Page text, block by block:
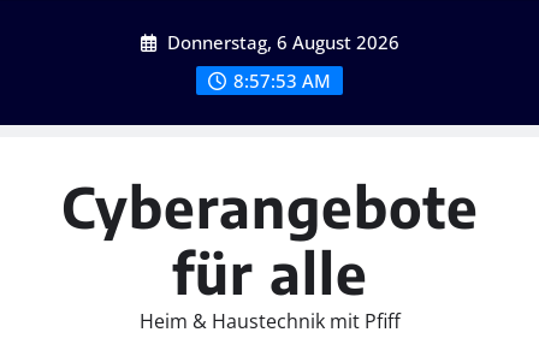
Donnerstag, 6 August 2026
8:57:54 AM
Cyberangebote
für alle
Heim & Haustechnik mit Pfiff